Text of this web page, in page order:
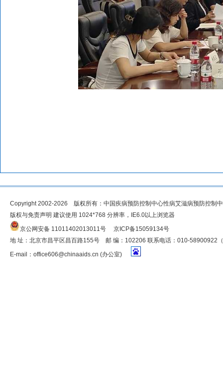
Copyright 2002-2026 版权所有：中国疾病预防控制中心性病艾滋病预防控制
版权与免责声明 建议使用 1024*768 分辨率，IE6.0以上浏览器
京公网安备 11011402013011号
京ICP备15059134号
地 址：北京市昌平区昌百路155号 邮 编：102206 联系电话：010-58900922
E-mail： office606@chinaaids.cn (办公室)